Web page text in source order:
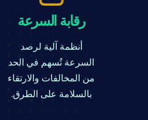
رقابة السرعة
أنظمة آلية لرصد
السرعة تُسهم في الحد
من المخالفات والارتقاء
بالسلامة على الطرق.